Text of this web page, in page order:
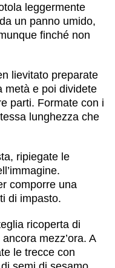
leggermente
un panno umido,
finché non
lievitato preparate
metà e poi dividete
parti. Formate con i
lunghezza che
ripiegate le
comporre una
di impasto.
ricoperta di
mezz’ora. A
le trecce con